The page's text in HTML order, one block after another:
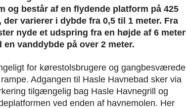
og består af en flydende platform på 425
der varierer i dybde fra 0,5 til 1 meter. Fra
nyde et udspring fra en højde af 6 meter
en vanddybde på over 2 meter.
for kørestolsbrugere og gangbesværede
Adgangen til Hasle Havnebad sker via
tilgængelig bag Hasle Havnegrill og
ved enden af havnemolen. Her